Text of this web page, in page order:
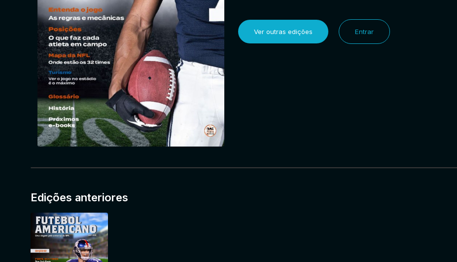
Ver outras edições Entrar
Edições anteriores